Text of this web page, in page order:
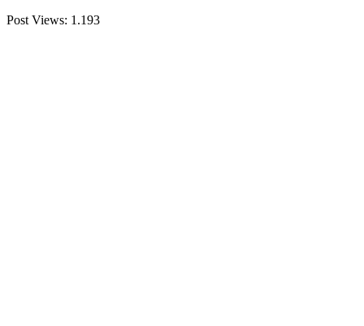
Post Views: 1.193